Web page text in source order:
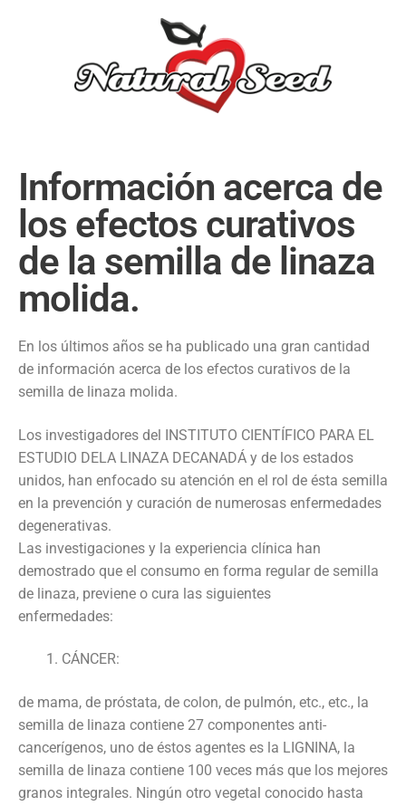
Información acerca de
los efectos curativos
de la semilla de linaza
molida.
En los últimos años se ha publicado una gran cantidad
de información acerca de los efectos curativos de la
semilla de linaza molida.
Los investigadores del INSTITUTO CIENTÍFICO PARA EL
ESTUDIO DELA LINAZA DECANADÁ y de los estados
unidos, han enfocado su atención en el rol de ésta semilla
en la prevención y curación de numerosas enfermedades
degenerativas.
Las investigaciones y la experiencia clínica han
demostrado que el consumo en forma regular de semilla
de linaza, previene o cura las siguientes
enfermedades:
CÁNCER:
de mama, de próstata, de colon, de pulmón, etc., etc., la
semilla de linaza contiene 27 componentes anti-
cancerígenos, uno de éstos agentes es la LIGNINA, la
semilla de linaza contiene 100 veces más que los mejores
granos integrales. Ningún otro vegetal conocido hasta